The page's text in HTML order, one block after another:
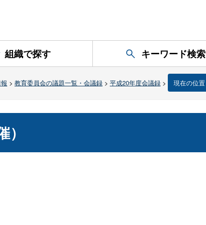
組織で探す キーワード検索
> 教育委員会の議題一覧・会議録 > 平成20年度会議録 > 現在の位置